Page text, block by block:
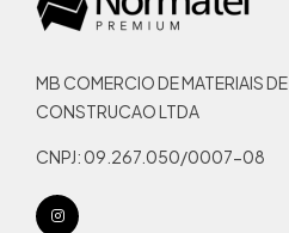
MB COMERCIO DE MATERIAIS DE
CONSTRUCAO LTDA
CNPJ: 09.267.050/0007-08